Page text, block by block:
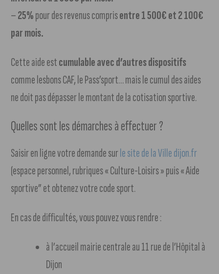
–25%pour des revenus comprisentre 1 500€ et 2 100€
par mois.
Cette aide estcumulable avec d’autres dispositifs
comme lesbons CAF, le Pass’sport… mais le cumul des aides
ne doit pas dépasser le montant de la cotisation sportive.
Quelles sont les démarches à effectuer ?
Saisir en ligne votre demande surle site de la Ville dijon.fr
(espace personnel, rubriques « Culture-Loisirs » puis « Aide
sportive” et obtenez votre code sport.
En cas de difficultés, vous pouvez vous rendre :
à l’accueil mairie centrale au 11 rue de l’Hôpital à
Dijon